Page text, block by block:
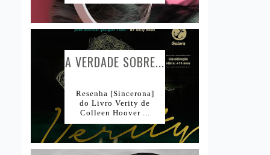
A VERDADE SOBRE...
Resenha [Sincerona]
do Livro Verity de
Colleen Hoover ...